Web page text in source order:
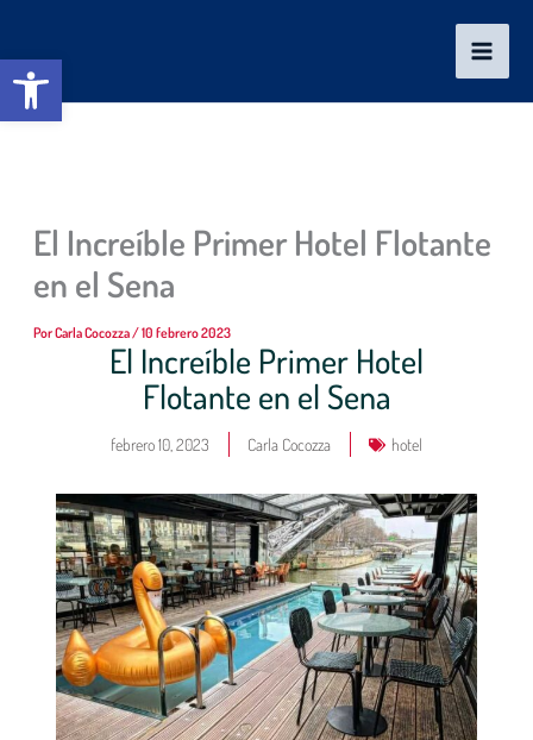
Abrir barra de herramientas
contenido
El Increíble Primer Hotel Flotante
en el Sena
PorCarla Cocozza/10 febrero 2023
El Increíble Primer Hotel
Flotante en el Sena
febrero 10, 2023 Carla Cocozza hotel